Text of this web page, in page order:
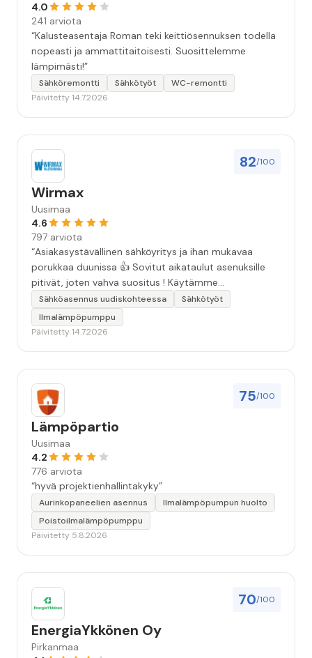
4.0
241 arviota
“Kalusteasentaja Roman teki keittiösennuksen todella
nopeasti ja ammattitaitoisesti. Suosittelemme
lämpimästi!”
Sähköremontti Sähkötyöt
WC-remontti
Päivitetty 14.7.2026
82/100
Wirmax
Uusimaa
4.6
797 arviota
“Asiakasystävällinen sähköyritys ja ihan mukavaa
porukkaa duunissa 👍 Sovitut aikataulut asenuksille
pitivät, joten vahva suositus ! Käytämme
seuraavallakin kerralla!”
Sähköasennus uudiskohteessa
Sähkötyöt
Ilmalämpöpumppu
Päivitetty 14.7.2026
75/100
Lämpöpartio
Uusimaa
4.2
776 arviota
“hyvä projektienhallintakyky”
Aurinkopaneelien asennus
Ilmalämpöpumpun huolto
Poistoilmalämpöpumppu
Päivitetty 5.8.2026
70/100
EnergiaYkkönen Oy
Pirkanmaa